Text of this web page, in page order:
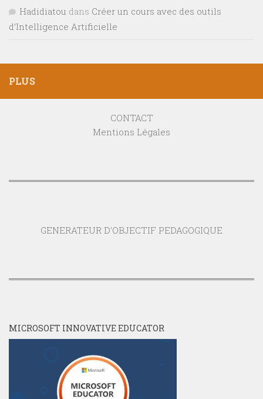
Hadidiatou dans Créer un cours avec des outils
d’Intelligence Artificielle
PLUS
CONTACT
Mentions Légales
GENERATEUR D'OBJECTIF PEDAGOGIQUE
MICROSOFT INNOVATIVE EDUCATOR